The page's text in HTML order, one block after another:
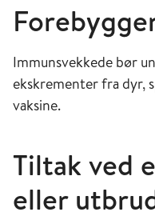
Immunsvekkede bør
ekskrementer fra dyr,
vaksine.
Tiltak ved
eller